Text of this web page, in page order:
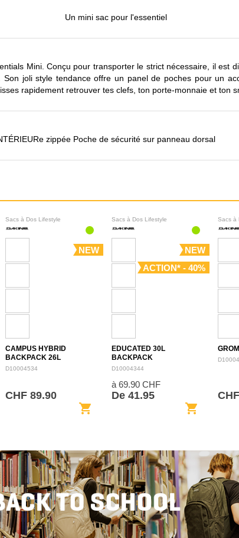
Un mini sac pour l'essentiel
Mini. Conçu pour transporter le strict nécessaire, il est
Son joli style tendance offre un panel de poches pour un
rapidement retrouver tes clefs, ton porte-monnaie et ton
zippée Poche de sécurité sur panneau dorsal
Sacs à Dos Lifestyle
NEW
CAMPUS HYBRID
BACKPACK 26L
D10004534
CHF 89.90
shopping_cart
Sacs à Dos Lifestyle
NEW
ACTION* - 40%
EDUCATED 30L
BACKPACK
D10004344
à 69.90 CHF
De 41.95
shopping_cart
Sacs à